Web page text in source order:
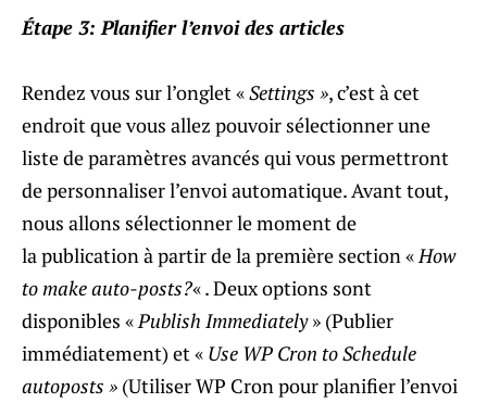
Étape 3: Planifier l’envoi des articles
Rendez vous sur l’onglet «Settings », c’est à cet
endroit que vous allez pouvoir sélectionner une
liste de paramètres avancés qui vous permettront
de personnaliser l’envoi automatique. Avant tout,
nous allons sélectionner le moment de
la publication à partir de la première section « How
to make auto-posts?« . Deux options sont
disponibles « Publish Immediately» (Publier
immédiatement) et « Use WP Cron to Schedule
autoposts » (Utiliser WP Cron pour planifier l’envoi